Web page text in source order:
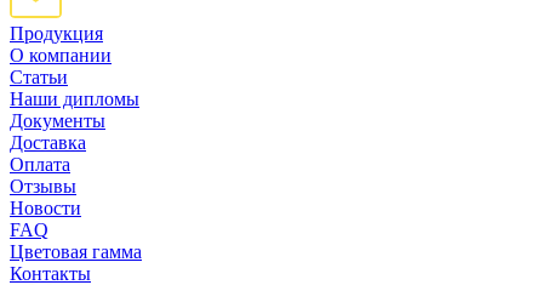
Продукция
О компании
Статьи
Наши дипломы
Документы
Доставка
Оплата
Отзывы
Новости
FAQ
Цветовая гамма
Контакты